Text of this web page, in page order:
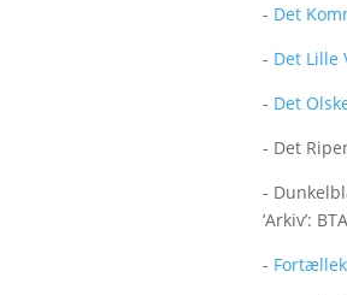
- Det
- Det Lille
- Det
- Det
-
’Arkiv’:
-